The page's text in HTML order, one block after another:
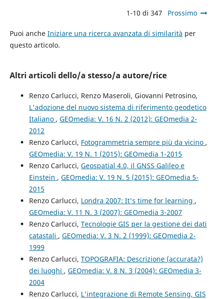
1-10 di 347 Prossimo
Puoi anche Iniziare una ricerca avanzata di similarità per
questo articolo.
Altri articoli dello/a stesso/a autore/rice
Renzo Carlucci, Renzo Maseroli, Giovanni Petrosino,
L'adozione del nuovo sistema di riferimento geodetico
Italiano , GEOmedia: V. 16 N. 2 (2012): GEOmedia 2-
2012
Renzo Carlucci, Fotogrammetria sempre più da vicino ,
GEOmedia: V. 19 N. 1 (2015): GEOmedia 1-2015
Renzo Carlucci, Geospatial 4.0, il GNSS Galileo e
Einstein , GEOmedia: V. 19 N. 5 (2015): GEOmedia 5-
2015
Renzo Carlucci, Londra 2007: It's time for learning ,
GEOmedia: V. 11 N. 3 (2007): GEOmedia 3-2007
Renzo Carlucci, Tecnologie GIS per la gestione dei dati
catastali , GEOmedia: V. 3 N. 2 (1999): GEOmedia 2-
1999
Renzo Carlucci, TOPOGRAFIA: Descrizione (accurata?)
dei luoghi , GEOmedia: V. 8 N. 3 (2004): GEOmedia 3-
2004
Renzo Carlucci, L'integrazione di Remote Sensing, GIS